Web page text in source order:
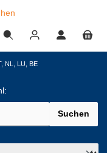
NL, LU, BE
Suchen